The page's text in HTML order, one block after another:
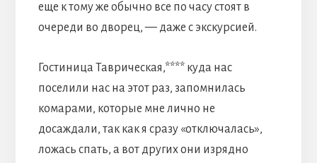
еще к тому же обычно все по часу стоят в
очереди во дворец, — даже с экскурсией.
Гостиница
Таврическая,**** куда нас
поселили нас на этот раз, запомнилась
комарами, которые мне лично не
досаждали, так как я сразу «отключалась»,
ложась спать, а вот других они изрядно